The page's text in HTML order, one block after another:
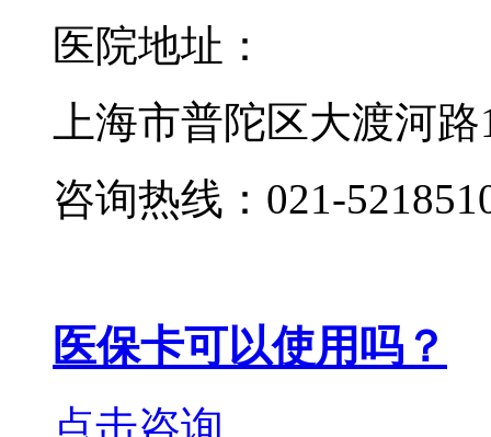
医院地址：
上海市普陀区大渡河
咨询热线：021-
医保卡可以使用吗？
点击咨询